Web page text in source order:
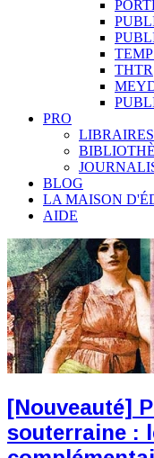
THTR
PRO
LIBRAIRES
BLOG
LA MAISON
AIDE
[Nouveauté]
souterraine :